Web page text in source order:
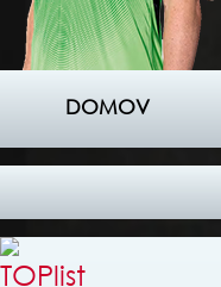
DOMOV